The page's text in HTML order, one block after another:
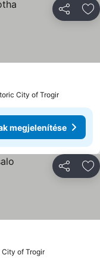
City of Trogir
megjelenítése
of Trogir